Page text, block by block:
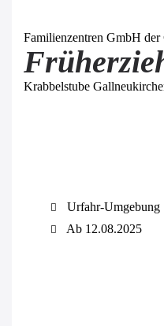
Familienzentren GmbH
Krabbelstube
Urfahr-Umgebung
Ab 12.08.2025